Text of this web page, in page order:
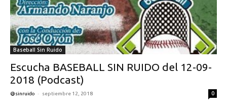
Baseball Sin Ruido
Escucha BASEBALL SIN RUIDO del 12-09-
2018 (Podcast)
@sinruido - septiembre 12, 2018 0